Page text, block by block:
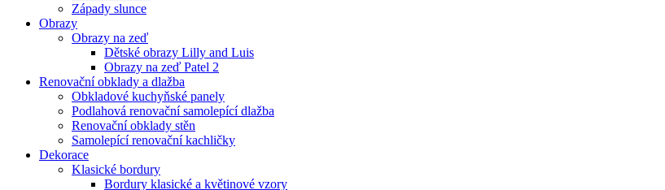
Západy slunce
Obrazy
Obrazy na zeď
Dětské obrazy Lilly and Luis
Obrazy na zeď Patel 2
Renovační obklady a dlažba
Obkladové kuchyňské panely
Podlahová renovační samolepící dlažba
Renovační obklady stěn
Samolepící renovační kachličky
Dekorace
Klasické bordury
Bordury klasické a květinové vzory